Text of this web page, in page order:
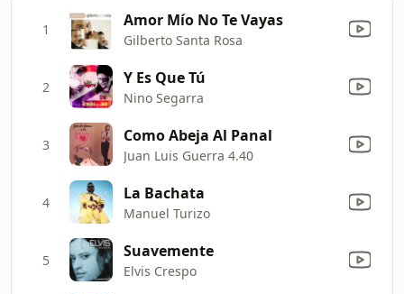
1 Amor Mío No Te Vayas
Gilberto Santa Rosa
2 Y Es Que Tú
Nino Segarra
3 Como Abeja Al Panal
Juan Luis Guerra 4.40
4 La Bachata
Manuel Turizo
5 Suavemente
Elvis Crespo